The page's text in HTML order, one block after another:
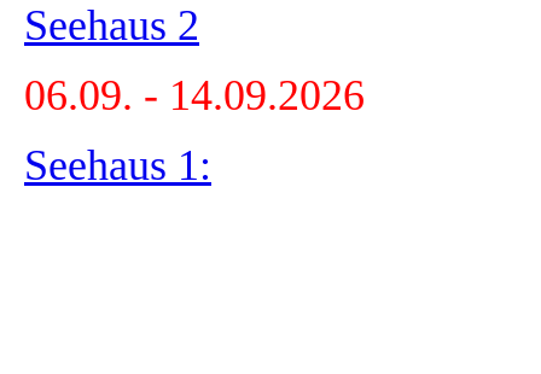
Seehaus 2
06.09. - 14.09.2026
Seehaus 1: